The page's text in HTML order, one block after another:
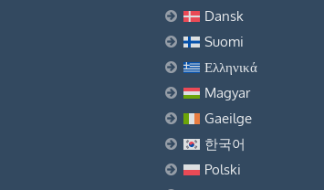
Dansk
Suomi
Ελληνικά
Magyar
Gaeilge
한국어
Polski